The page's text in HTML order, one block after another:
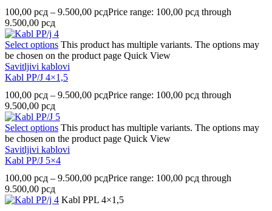
100,00 рсд – 9.500,00 рсдPrice range: 100,00 рсд through
9.500,00 рсд
Select options This product has multiple variants. The options may
be chosen on the product page Quick View
Savitljivi kablovi
Kabl PP/J 4×1,5
100,00 рсд – 9.500,00 рсдPrice range: 100,00 рсд through
9.500,00 рсд
Select options This product has multiple variants. The options may
be chosen on the product page Quick View
Savitljivi kablovi
Kabl PP/J 5×4
100,00 рсд – 9.500,00 рсдPrice range: 100,00 рсд through
9.500,00 рсд
Kabl PPL 4×1,5